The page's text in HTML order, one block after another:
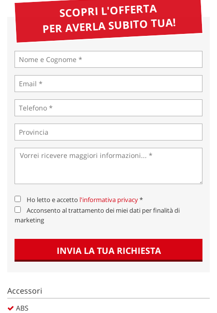
SCOPRI L'OFFERTA
PER AVERLA SUBITO TUA!
Ho letto e accetto l'informativa privacy*
Acconsento al trattamento dei miei dati per finalità di
marketing
INVIA LA TUA RICHIESTA
Accessori
ABS